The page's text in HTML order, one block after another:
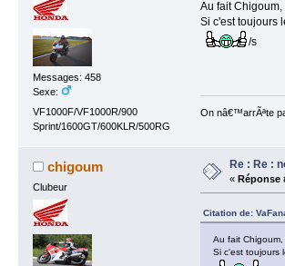
Messages: 458
Sexe:
VF1000F/VF1000R/900
Sprint/1600GT/600KLR/500RG
Au fait
Si c'est toujours
/s
On nâ€™arrÃªte
chigoum
Clubeur
Re : Re :
« Réponse
Citation de:
Au fait
Si c'est toujours